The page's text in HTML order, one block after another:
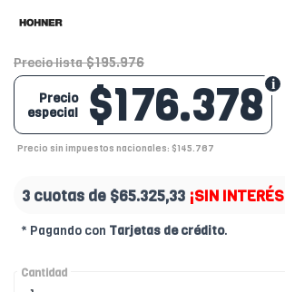
Precio lista $195.976
$176.378
Precio
especial
Precio sin impuestos nacionales: $145.767
3 cuotas de $65.325,33 ¡SIN
* Pagando con Tarjetas de crédito.
Cantidad